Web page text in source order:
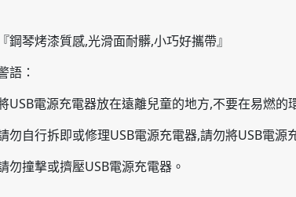
『鋼琴烤漆質感,光滑面耐髒,小巧好攜帶』
語：
USB電源充電器放在遠離兒童的地方,不要在易燃的
勿自行拆即或修理USB電源充電器,請勿將USB電源
勿撞撃或擠壓USB電源充電器。